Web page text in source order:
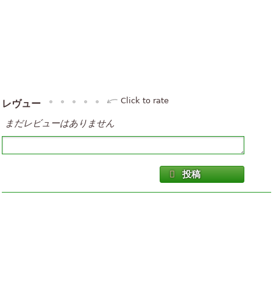
レヴュー Click to rate
まだレビューはありません
投稿